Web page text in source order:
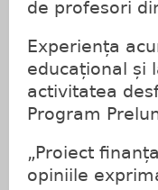
de profesori
Experiența
educațional și
activitatea
Program
„Proiect
opiniile